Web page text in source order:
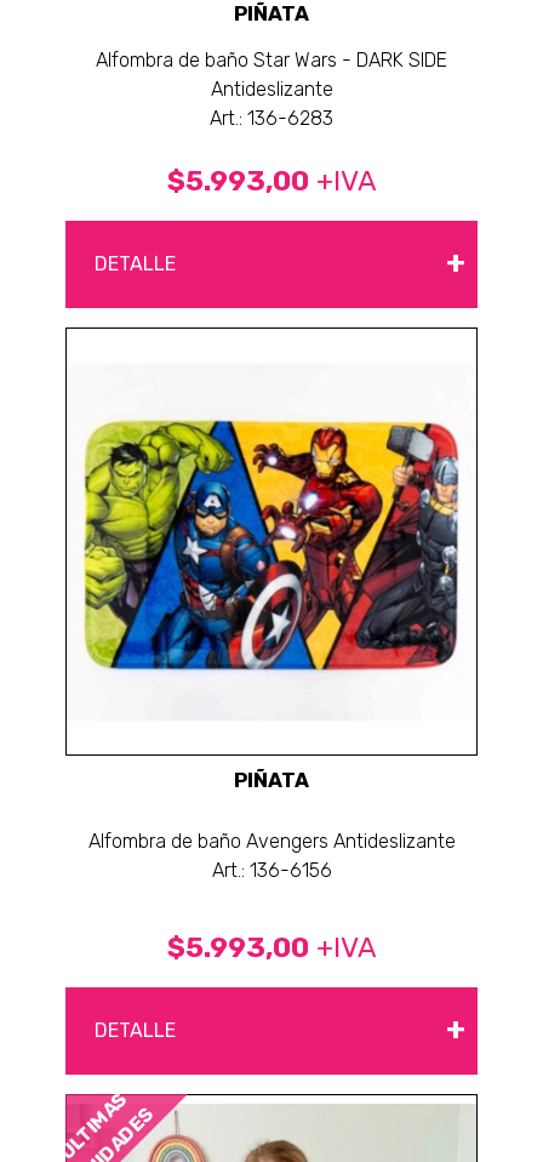
PIÑATA
Alfombra de baño Star Wars - DARK SIDE
Antideslizante
Art.: 136-6283
$5.993,00 +IVA
DETALLE +
PIÑATA
Alfombra de baño Avengers Antideslizante
Art.: 136-6156
$5.993,00 +IVA
DETALLE +
ÚLTIMAS